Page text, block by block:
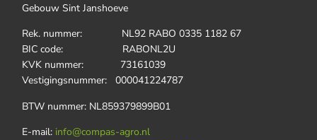
Gebouw Sint Janshoeve
Rek. nummer: NL92 RABO 0335 1182 67
BIC code: RABONL2U
KVK nummer: 73161039
Vestigingsnummer: 000041224787
BTW nummer: NL859379899B01
E-mail: info@compas-agro.nl